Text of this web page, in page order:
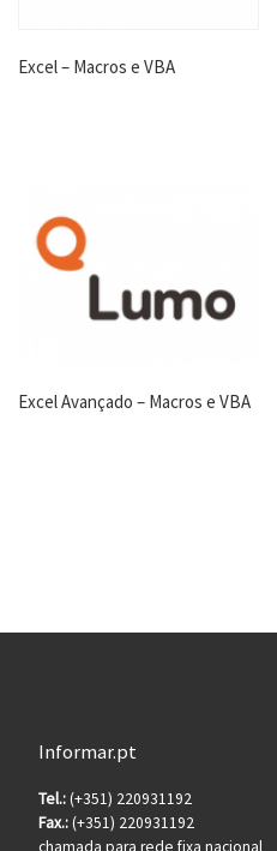
Excel – Macros e VBA
Excel Avançado – Macros e VBA
Informar.pt
Tel.:(+351) 220931192
Fax.:(+351) 220931192
chamada para rede fixa nacional